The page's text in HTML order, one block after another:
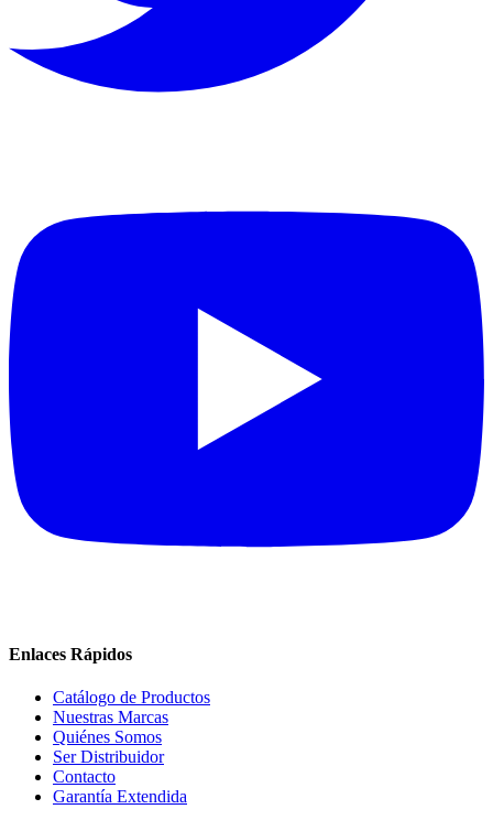
Enlaces Rápidos
Catálogo de Productos
Nuestras Marcas
Quiénes Somos
Ser Distribuidor
Contacto
Garantía Extendida